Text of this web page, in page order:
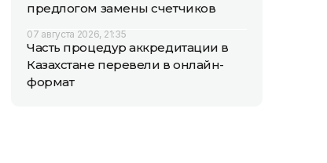
предлогом замены счетчиков
07 августа 2026, 21:35
Часть процедур аккредитации в
Казахстане перевели в онлайн-
формат